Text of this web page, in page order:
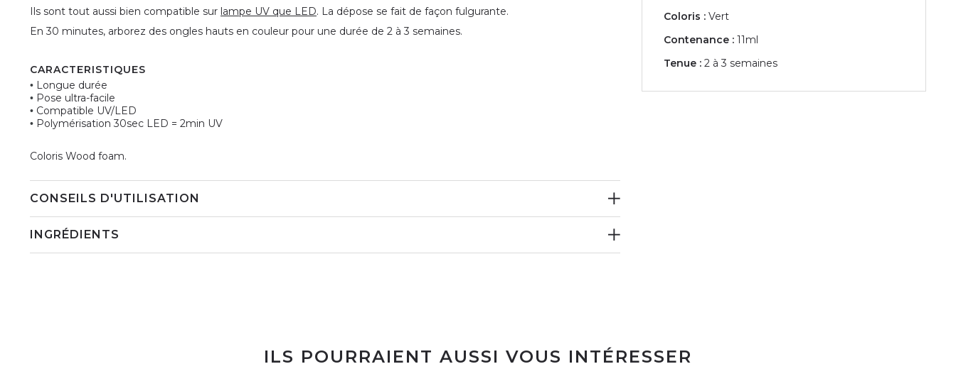
Ils sont tout aussi bien compatible sur lampe UV que LED. La dépose se fait de façon fulgurante.
En 30 minutes, arborez des ongles hauts en couleur pour une durée de 2 à 3 semaines.
CARACTERISTIQUES
• Longue durée
• Pose ultra-facile
• Compatible UV/LED
• Polymérisation 30sec LED = 2min UV
Coloris Wood foam.
CONSEILS D'UTILISATION
INGRÉDIENTS
Coloris : Vert
Contenance : 11ml
Tenue : 2 à 3 semaines
ILS POURRAIENT AUSSI VOUS INTÉRESSER